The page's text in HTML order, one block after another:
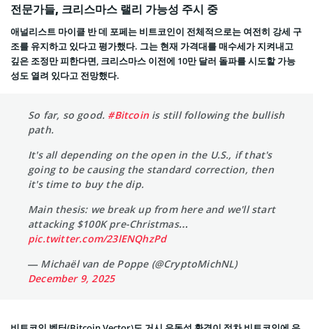
전문가들, 크리스마스 랠리 가능성 주시 중
애널리스트 마이클 반 데 포페는 비트코인이 전체적으로는 여전히 강세 구
조를 유지하고 있다고 평가했다. 그는 현재 가격대를 매수세가 지켜내고
깊은 조정만 피한다면, 크리스마스 이전에 10만 달러 돌파를 시도할 가능
성도 열려 있다고 전망했다.
So far, so good. #Bitcoin is still following the bullish
path.
It's all depending on the open in the U.S., if that's
going to be causing the standard correction, then
it's time to buy the dip.
Main thesis: we break up from here and we'll start
attacking $100K pre-Christmas…
pic.twitter.com/23lENQhzPd
— Michaël van de Poppe (@CryptoMichNL)
December 9, 2025